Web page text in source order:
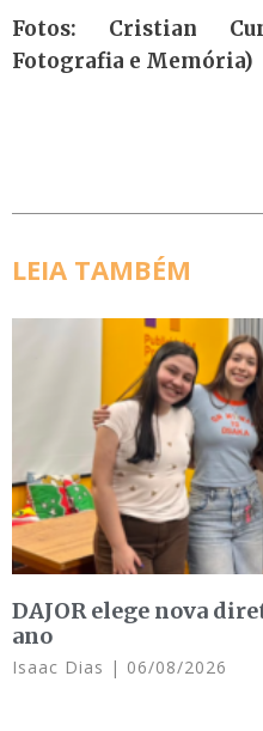
Fotos: Cristian
Fotografia e Memória)
LEIA TAMBÉM
DAJOR elege nova
ano
Isaac Dias 06/08/2026